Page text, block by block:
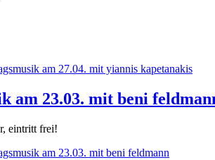
am 27.04. mit yiannis kapetanakis
am 23.03. mit beni
eintritt frei!
am 23.03. mit beni feldmann